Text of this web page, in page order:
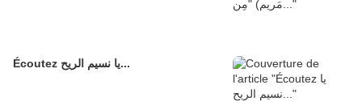
Écoutez يا نسيم الريح...